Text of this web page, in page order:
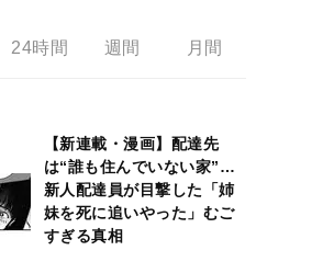
24時間 週間 月間
【新連載・漫画】配達先
は“誰も住んでいない家”…
新人配達員が目撃した「姉
妹を死に追いやった」むご
すぎる真相